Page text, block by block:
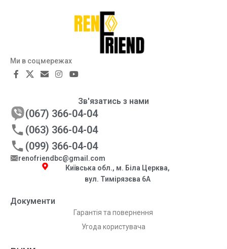
Ми в соцмережах
Документи
Гарантія та повернення
Угода користувача
Зв'язатись з нами
(067) 366-04-04
(063) 366-04-04
(099) 366-04-04
renofriendbc@gmail.com
Київська обл., м. Біла Церква,
вул. Тимірязєва 6А